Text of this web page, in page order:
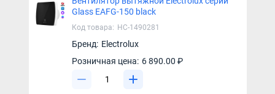
Glass EAFG-150 black
Код товара: НС-1490281
Бренд: Electrolux
Розничная цена: 6 890.00 ₽